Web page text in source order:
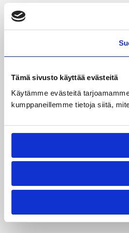
Tämä sivusto käyttää evästeitä
Käytämme evästeitä
kumppaneillemme tietoja siitä,